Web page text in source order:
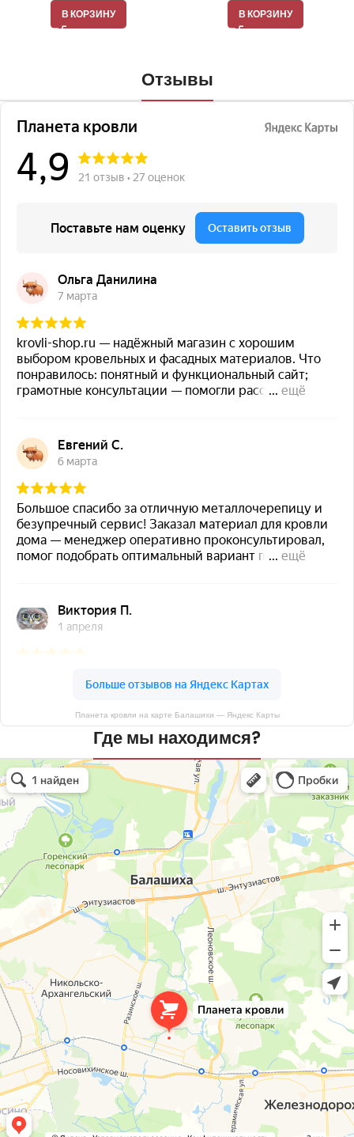
В КОРЗИНУ В КОРЗИНУ
Отзывы
Планета кровли на карте Балашихи — Яндекс Карты
Где мы находимся?
Планета кровли
Кровля и кровельные материалы в Балашихе
Окна в Балашихе